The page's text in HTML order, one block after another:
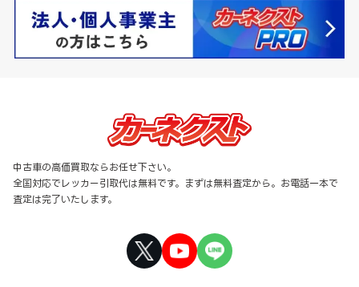
中古車の高価買取ならお任せ下さい。
全国対応でレッカー引取代は無料です。まずは無料査定から。お電話一本で
査定は完了いたします。